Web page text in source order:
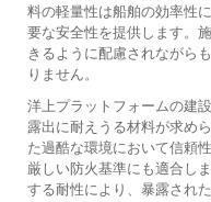
料の軽量性は船舶の効率性
要な安全性を提供します。
きるように配慮されながら
りません。
洋上プラットフォームの建
露出に耐えうる材料が求め
た過酷な環境において信頼
厳しい防火基準にも適合し
する耐性により、暴露され